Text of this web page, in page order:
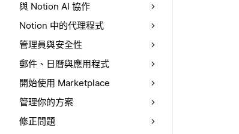
與 Notion AI 協作
Notion 中的代理程式
管理員與安全性
郵件、日曆與應用程式
開始使用 Marketplace
管理你的方案
修正問題